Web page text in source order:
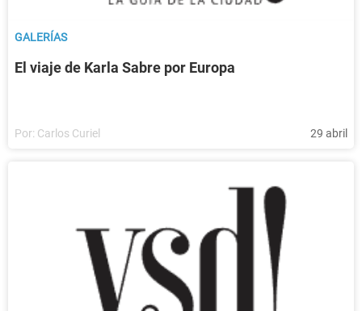
GALERÍAS
El viaje de Karla Sabre por Europa
Por: Carlos Curiel 29 abril